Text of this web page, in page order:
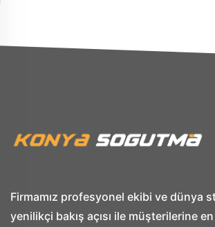
Firmamız profesyonel ekibi ve dünya
yenilikçi bakış açısı ile müşterilerine